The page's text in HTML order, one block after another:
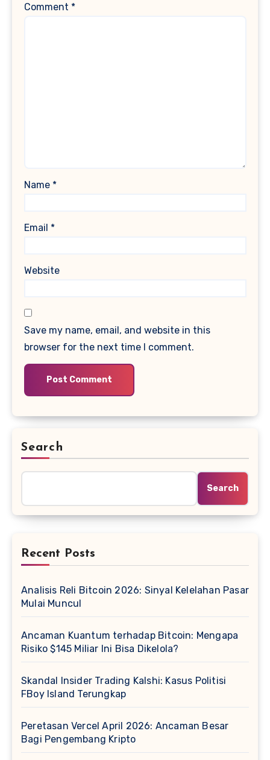
Comment *
Name *
Email *
Website
Save my name, email, and website in this
browser for the next time I comment.
Search
Search
Recent Posts
Analisis Reli Bitcoin 2026: Sinyal Kelelahan Pasar
Mulai Muncul
Ancaman Kuantum terhadap Bitcoin: Mengapa
Risiko $145 Miliar Ini Bisa Dikelola?
Skandal Insider Trading Kalshi: Kasus Politisi
FBoy Island Terungkap
Peretasan Vercel April 2026: Ancaman Besar
Bagi Pengembang Kripto